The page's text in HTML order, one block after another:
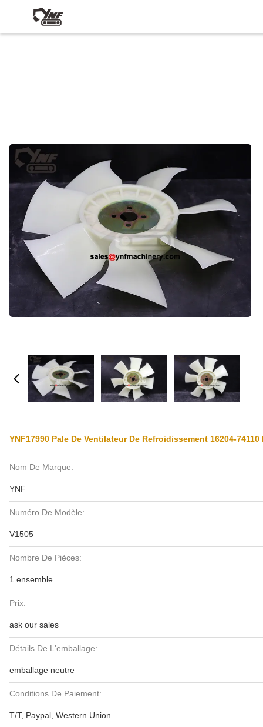
YNF17990 Pale De Ventilateur De Refroidissement 16204-
Nom De Marque:
YNF
Numéro De Modèle:
V1505
Nombre De Pièces:
1 ensemble
Prix:
ask our sales
Détails De L'emballage:
emballage neutre
Conditions De Paiement:
T/T, Paypal, Western Union